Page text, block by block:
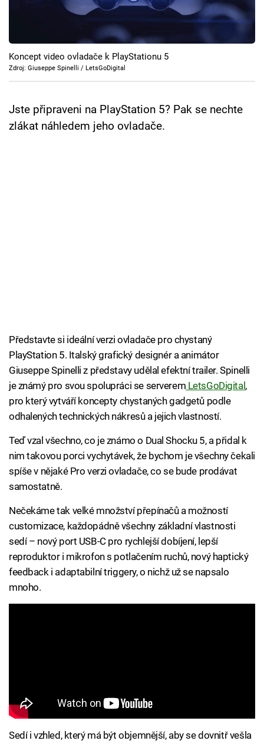
Cool Esport
Pořady
TV Program
Koncept video ovladače k PlayStationu 5
Zdroj: Giuseppe Spinelli / LetsGoDigital
Jste připraveni na PlayStation 5? Pak se nechte
zlákat náhledem jeho ovladače.
Představte si ideální verzi ovladače pro chystaný
PlayStation 5. Italský grafický designér a animátor
Giuseppe Spinelli z představy udělal efektní trailer. Spinelli
je známý pro svou spolupráci se serverem LetsGoDigital ,
pro který vytváří koncepty chystaných gadgetů podle
odhalených technických nákresů a jejich vlastností.
Teď vzal všechno, co je známo o Dual Shocku 5, a přidal k
nim takovou porci vychytávek, že bychom je všechny čekali
spíše v nějaké Pro verzi ovladače, co se bude prodávat
samostatně.
Nečekáme tak velké množství přepínačů a možností
customizace, každopádně všechny základní vlastnosti
sedí – nový port USB-C pro rychlejší dobíjení, lepší
reproduktor i mikrofon s potlačením ruchů, nový haptický
feedback i adaptabilní triggery, o nichž už se napsalo
mnoho.
Sedí i vzhled, který má být objemnější, aby se dovnitř vešla